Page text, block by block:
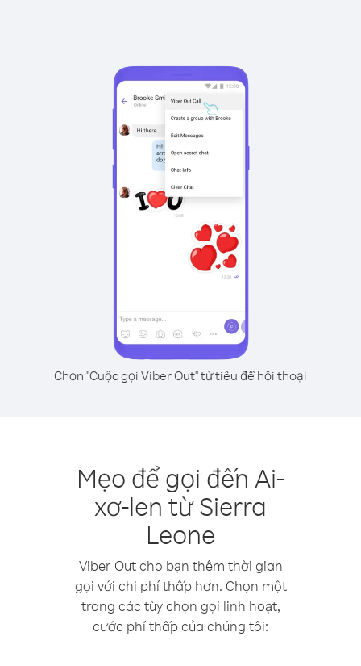
Chọn "Cuộc gọi Viber Out" từ tiêu đề hội thoại
Mẹo để gọi đến Ai-
xơ-len từ Sierra
Leone
Viber Out cho bạn thêm thời gian
gọi với chi phí thấp hơn. Chọn một
trong các tùy chọn gọi linh hoạt,
cước phí thấp của chúng tôi: